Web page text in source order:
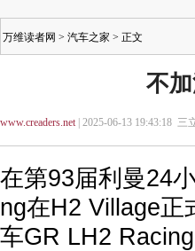
万维读者网 > 汽车之家 > 正文
不
www.creaders.net| 2025-06-13 19:43:18 三
在第93届利曼24
ng在H2 Village正
车GR LH2